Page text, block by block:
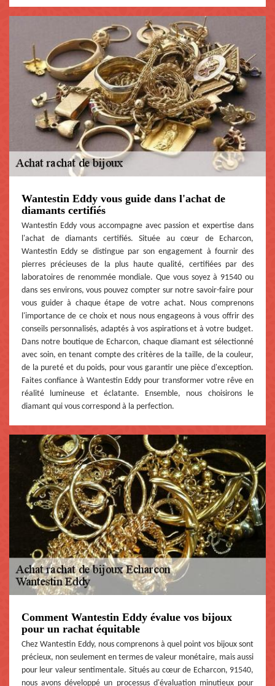
Wantestin Eddy vous guide dans l'achat de
diamants certifiés
Wantestin Eddy vous accompagne avec passion et expertise dans
l'achat de diamants certifiés. Située au cœur de Echarcon,
Wantestin Eddy se distingue par son engagement à fournir des
pierres précieuses de la plus haute qualité, certifiées par des
laboratoires de renommée mondiale. Que vous soyez à 91540 ou
dans ses environs, vous pouvez compter sur notre savoir-faire pour
vous guider à chaque étape de votre achat. Nous comprenons
l'importance de ce choix et nous nous engageons à vous offrir des
conseils personnalisés, adaptés à vos aspirations et à votre budget.
Dans notre boutique de Echarcon, chaque diamant est sélectionné
avec soin, en tenant compte des critères de la taille, de la couleur,
de la pureté et du poids, pour vous garantir une pièce d'exception.
Faites confiance à Wantestin Eddy pour transformer votre rêve en
réalité lumineuse et éclatante. Ensemble, nous choisirons le
diamant qui vous correspond à la perfection.
Comment Wantestin Eddy évalue vos bijoux
pour un rachat équitable
Chez Wantestin Eddy, nous comprenons à quel point vos bijoux sont
précieux, non seulement en termes de valeur monétaire, mais aussi
pour leur valeur sentimentale. Situés au cœur de Echarcon, 91540,
nous avons développé un processus d'évaluation minutieux pour